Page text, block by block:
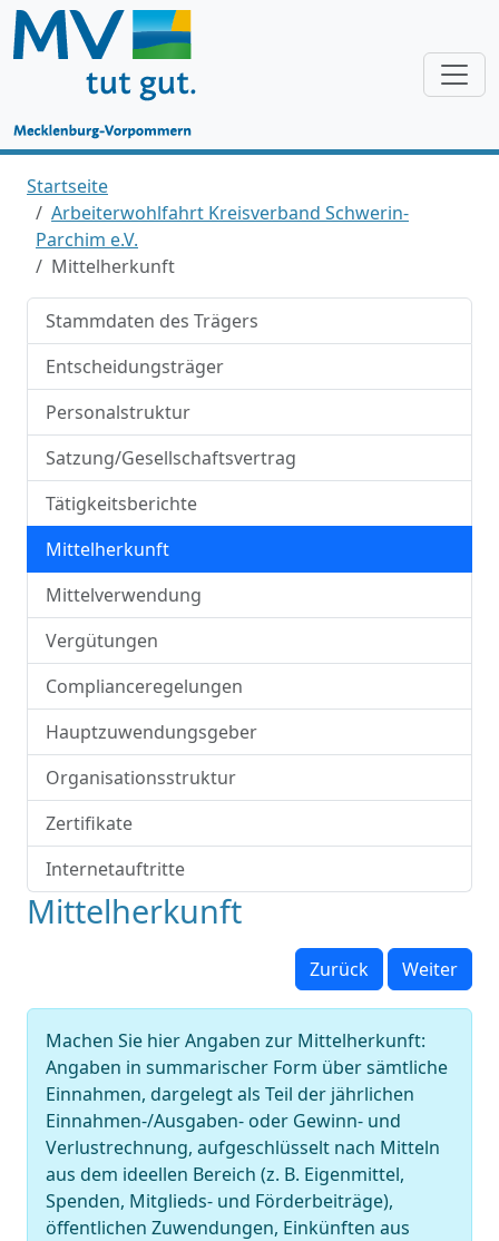
Startseite
Arbeiterwohlfahrt Kreisverband Schwerin-
Parchim e.V.
Mittelherkunft
Stammdaten des Trägers
Entscheidungsträger
Personalstruktur
Satzung/Gesellschaftsvertrag
Tätigkeitsberichte
Mittelherkunft
Mittelverwendung
Vergütungen
Complianceregelungen
Hauptzuwendungsgeber
Organisationsstruktur
Zertifikate
Internetauftritte
Mittelherkunft
Zurück Weiter
Machen Sie hier Angaben zur Mittelherkunft:
Angaben in summarischer Form über sämtliche
Einnahmen, dargelegt als Teil der jährlichen
Einnahmen-/Ausgaben- oder Gewinn- und
Verlustrechnung, aufgeschlüsselt nach Mitteln
aus dem ideellen Bereich (z. B. Eigenmittel,
Spenden, Mitglieds- und Förderbeiträge),
öffentlichen Zuwendungen, Einkünften aus